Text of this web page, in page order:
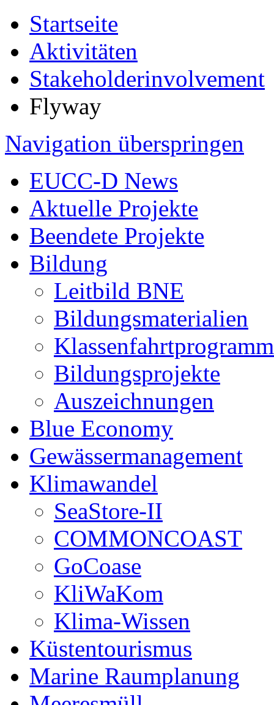
Startseite
Aktivitäten
Stakeholderinvolvement
Flyway
Navigation überspringen
EUCC-D News
Aktuelle Projekte
Beendete Projekte
Bildung
Leitbild BNE
Bildungsmaterialien
Klassenfahrtprogramm
Bildungsprojekte
Auszeichnungen
Blue Economy
Gewässermanagement
Klimawandel
SeaStore-II
COMMONCOAST
GoCoase
KliWaKom
Klima-Wissen
Küstentourismus
Marine Raumplanung